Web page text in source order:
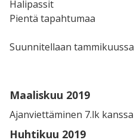
Halipassit
Pientä tapahtumaa
Suunnitellaan tammikuussa
Maaliskuu 2019
Ajanviettäminen 7.lk kanssa
Huhtikuu 2019